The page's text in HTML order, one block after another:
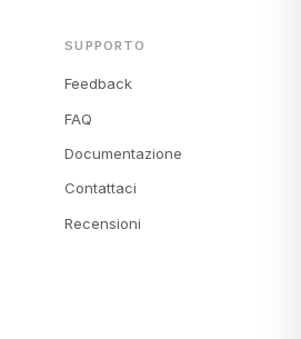
SUPPORTO
Feedback
FAQ
Documentazione
Contattaci
Recensioni